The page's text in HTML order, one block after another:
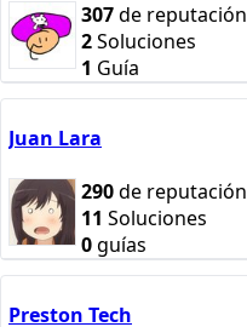
307de reputación
2Soluciones
1 Guía
Juan Lara
290de reputación
11 Soluciones
0guías
Preston Tech